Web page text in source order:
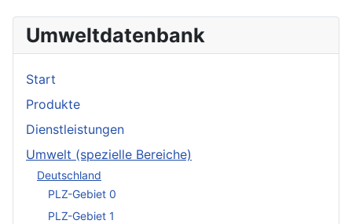
Umweltdatenbank
Start
Produkte
Dienstleistungen
Umwelt (spezielle Bereiche)
Deutschland
PLZ-Gebiet 0
PLZ-Gebiet 1